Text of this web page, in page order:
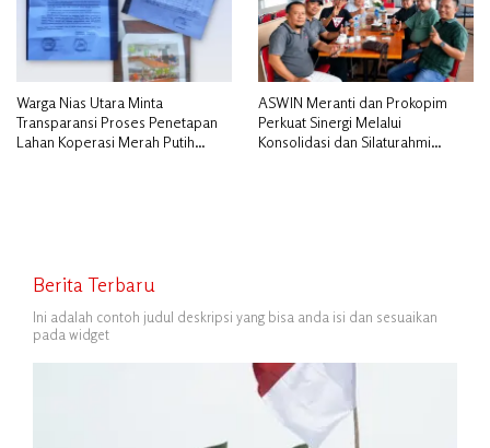
Warga Nias Utara Minta
Transparansi Proses Penetapan
Lahan Koperasi Merah Putih
ASWIN Meranti dan Prokopim
Perkuat Sinergi Melalui
Konsolidasi dan Silaturahmi
Berita Terbaru
Ini adalah contoh judul deskripsi yang bisa anda isi dan sesuaikan
pada widget